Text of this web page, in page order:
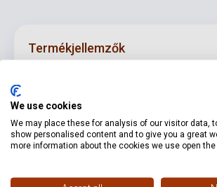
Termékjellemzők
Kiadó VIENNA WORLD
Kiadási év 2018
We use cookies
We may place these for analysis of our visitor data,
show personalised content and to give you a great
more information about the cookies we use open the